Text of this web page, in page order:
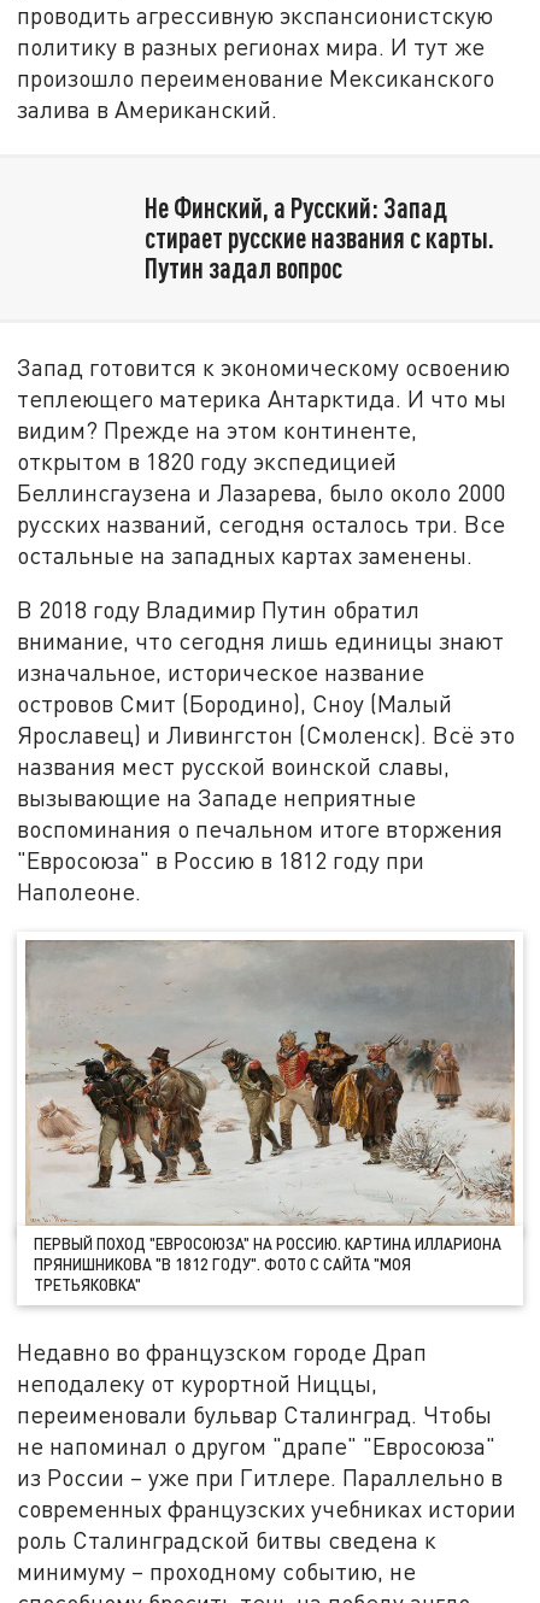
проводить агрессивную экспансионистскую
политику в разных регионах мира. И тут же
произошло переименование Мексиканского
залива в Американский.
Не Финский, а Русский: Запад
стирает русские названия с карты.
Путин задал вопрос
Запад готовится к экономическому освоению
теплеющего материка Антарктида. И что мы
видим? Прежде на этом континенте,
открытом в 1820 году экспедицией
Беллинсгаузена и Лазарева, было около 2000
русских названий, сегодня осталось три. Все
остальные на западных картах заменены.
В 2018 году Владимир Путин обратил
внимание, что сегодня лишь единицы знают
изначальное, историческое название
островов Смит (Бородино), Сноу (Малый
Ярославец) и Ливингстон (Смоленск). Всё это
названия мест русской воинской славы,
вызывающие на Западе неприятные
воспоминания о печальном итоге вторжения
"Евросоюза" в Россию в 1812 году при
Наполеоне.
ПЕРВЫЙ ПОХОД "ЕВРОСОЮЗА" НА РОССИЮ. КАРТИНА ИЛЛАРИОНА
ПРЯНИШНИКОВА "В 1812 ГОДУ". ФОТО С САЙТА "МОЯ
ТРЕТЬЯКОВКА"
Недавно во французском городе Драп
неподалеку от курортной Ниццы,
переименовали бульвар Сталинград. Чтобы
не напоминал о другом "драпе" "Евросоюза"
из России – уже при Гитлере. Параллельно в
современных французских учебниках истории
роль Сталинградской битвы сведена к
минимуму – проходному событию, не